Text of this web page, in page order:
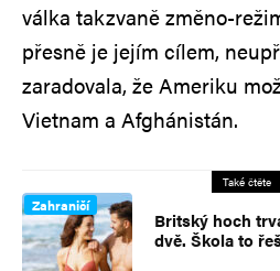
válka takzvaně změno-
přesně je jejím cílem,
zaradovala, že Ameriku
Vietnam a Afghánistán.
Také čtěte
Zahraničí
Britský hoch
dvě. Škola to